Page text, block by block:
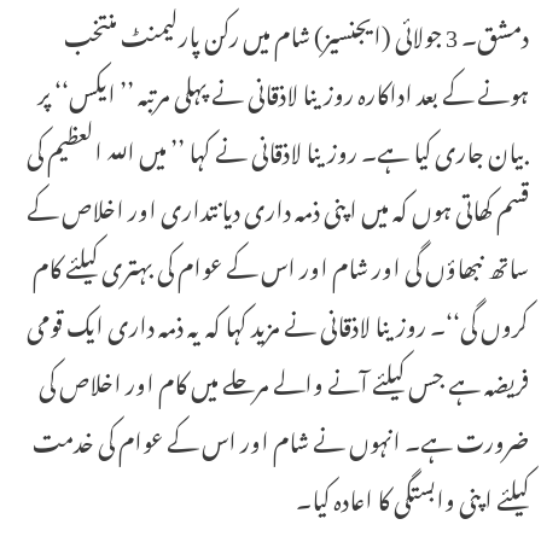
دمشق۔ 3 جولائی (ایجنسیز) شام میں رکن پارلیمنٹ منتخب
ہونے کے بعد اداکارہ روزینا لاذقانی نے پہلی مرتبہ ’’ ایکس‘‘ پر
بیان جاری کیا ہے۔ روزینا لاذقانی نے کہا ’’ میں اللہ العظیم کی
قسم کھاتی ہوں کہ میں اپنی ذمہ داری دیانتداری اور اخلاص کے
ساتھ نبھاؤں گی اور شام اور اس کے عوام کی بہتری کیلئے کام
کروں گی‘‘۔ روزینا لاذقانی نے مزید کہا کہ یہ ذمہ داری ایک قومی
فریضہ ہے جس کیلئے آنے والے مرحلے میں کام اور اخلاص کی
ضرورت ہے۔ انہوں نے شام اور اس کے عوام کی خدمت
کیلئے اپنی وابستگی کا اعادہ کیا۔